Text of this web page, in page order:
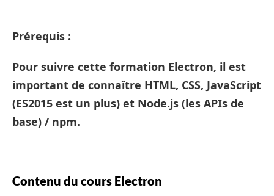
Prérequis :
Pour suivre cette formation Electron, il est
important de connaître HTML, CSS, JavaScript
(ES2015 est un plus) et Node.js (les APIs de
base) / npm.
Contenu du cours Electron